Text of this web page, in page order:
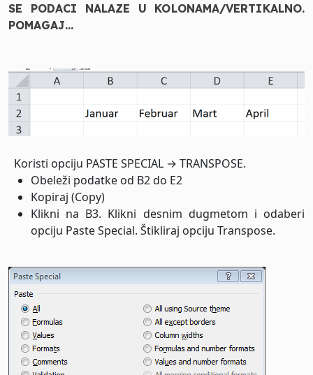
SE PODACI NALAZE U KOLONAMA/VERTIKALNO.
POMAGAJ...
Koristi opciju PASTE SPECIAL → TRANSPOSE.
Obeleži podatke od B2 do E2
Kopiraj (Copy)
Klikni na B3. Klikni desnim dugmetom i odaberi
opciju Paste Special. Štikliraj opciju Transpose.